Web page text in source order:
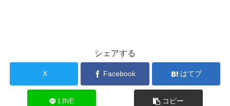
シェアする
X Facebook はてブ
LINE コピー